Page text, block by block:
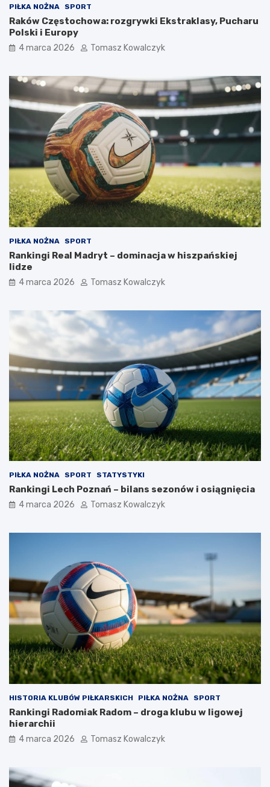
PIŁKA NOŻNA SPORT
Raków Częstochowa: rozgrywki Ekstraklasy, Pucharu
Polski i Europy
4 marca 2026 Tomasz Kowalczyk
PIŁKA NOŻNA SPORT
Rankingi Real Madryt – dominacja w hiszpańskiej
lidze
4 marca 2026 Tomasz Kowalczyk
PIŁKA NOŻNA SPORT STATYSTYKI
Rankingi Lech Poznań – bilans sezonów i osiągnięcia
4 marca 2026 Tomasz Kowalczyk
HISTORIA KLUBÓW PIŁKARSKICH PIŁKA NOŻNA SPORT
Rankingi Radomiak Radom – droga klubu w ligowej
hierarchii
4 marca 2026 Tomasz Kowalczyk